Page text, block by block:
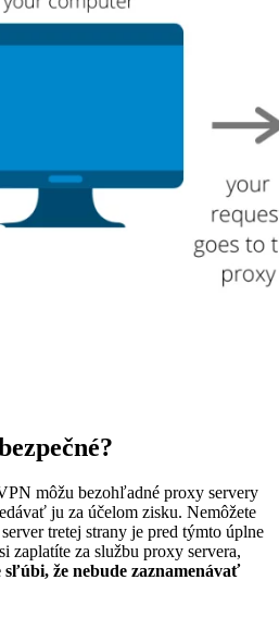
môžu bezohľadné proxy servery
ju za účelom zisku. Nemôžete
tretej strany je pred týmto úplne
zaplatíte za službu proxy servera,
že nebude zaznamenávať